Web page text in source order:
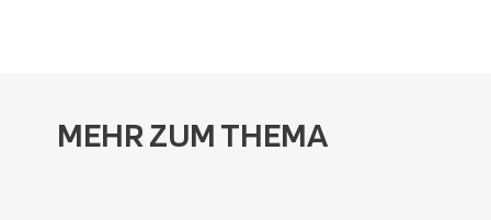
MEHR ZUM THEMA